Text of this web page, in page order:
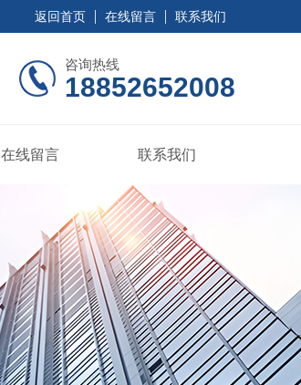
返回首页 在线留言 联系我们
咨询热线
18852652008
在线留言 联系我们